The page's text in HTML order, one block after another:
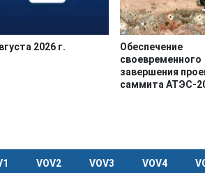
2026 г.
Обеспечение
своевременного
завершения
саммита АТЭС-
VOV2 VOV3 VOV4